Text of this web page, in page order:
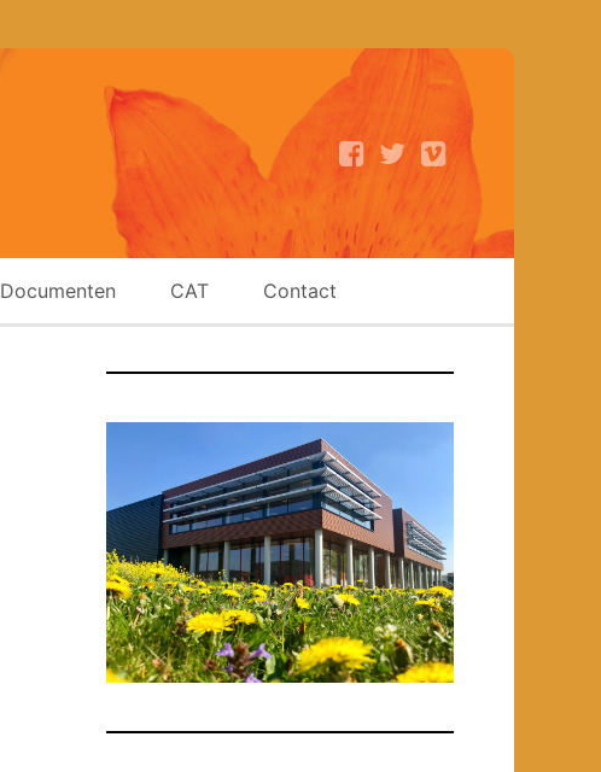
Documenten CAT Contact